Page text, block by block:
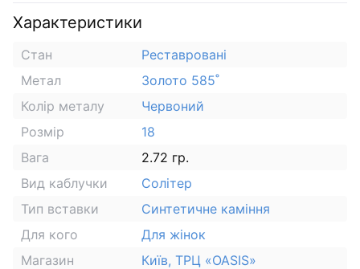
Характеристики
Стан
Реставровані
Метал
Золото 585˚
Колір металу
Червоний
Розмір
18
Вага
2.72 гр.
Вид каблучки
Солітер
Тип вставки
Синтетичне каміння
Для кого
Для жінок
Магазин
Київ, ТРЦ «OASIS»